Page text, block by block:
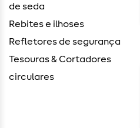
de seda
Rebites e ilhoses
Refletores de segurança
Tesouras & Cortadores
circulares